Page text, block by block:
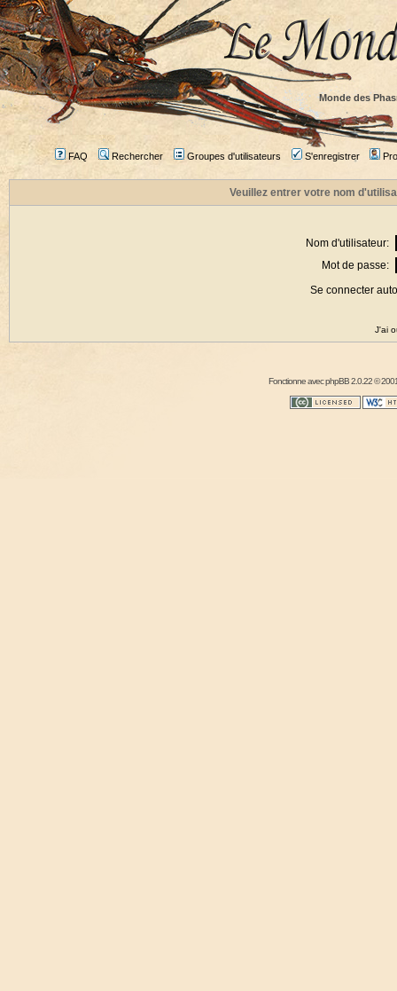
Monde des
FAQ Rechercher Groupes d'utilisateurs S'enregistrer
Veuillez entrer votre nom
Nom d'utilisateur:
Mot de passe:
Se connecter
J'ai
Fonctionne avecphpBB2.0.22 ©